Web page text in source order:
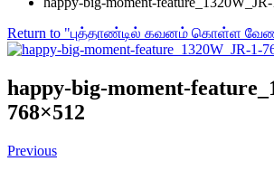
Return to "புத்தாண்டில் கவனம் கொள்ள
happy-big-moment-
768×512
Previous